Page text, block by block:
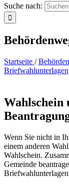
Suche nach:
Startseite /
Wahlschein
Wenn Sie nicht in
einem anderen
Wahlschein.
Gemeinde